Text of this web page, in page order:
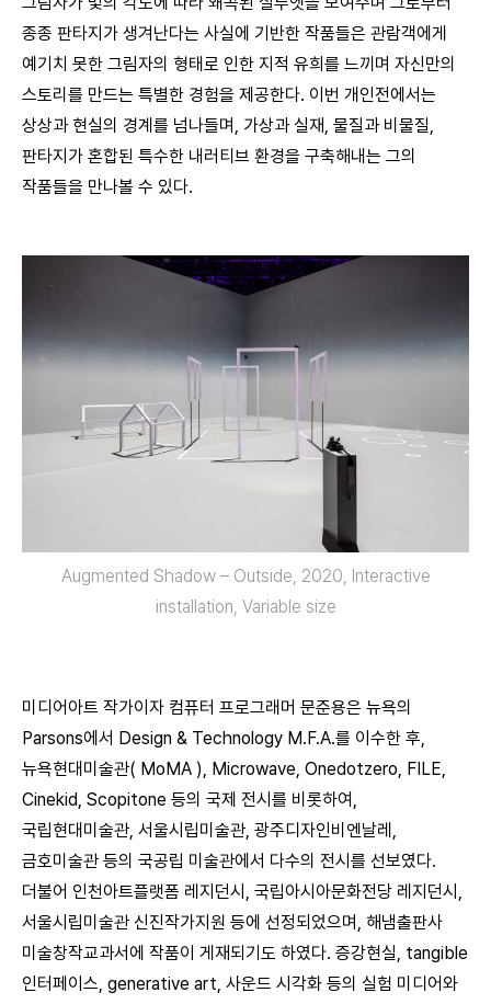
종종 판타지가 생겨난다는 사실에 기반한 작품들은 관람객에게
예기치 못한 그림자의 형태로 인한 지적 유희를 느끼며 자신만의
스토리를 만드는 특별한 경험을 제공한다. 이번 개인전에서는
상상과 현실의 경계를 넘나들며, 가상과 실재, 물질과 비물질,
판타지가 혼합된 특수한 내러티브 환경을 구축해내는 그의
작품들을 만나볼 수 있다.
Augmented Shadow – Outside, 2020, Interactive
installation, Variable size
미디어아트 작가이자 컴퓨터 프로그래머 문준용은 뉴욕의
Parsons에서 Design & Technology M.F.A.를 이수한 후,
뉴욕현대미술관( MoMA ), Microwave, Onedotzero, FILE,
Cinekid, Scopitone 등의 국제 전시를 비롯하여,
국립현대미술관, 서울시립미술관, 광주디자인비엔날레,
금호미술관 등의 국공립 미술관에서 다수의 전시를 선보였다.
더불어 인천아트플랫폼 레지던시, 국립아시아문화전당 레지던시,
서울시립미술관 신진작가지원 등에 선정되었으며, 해냄출판사
미술창작교과서에 작품이 게재되기도 하였다. 증강현실, tangible
인터페이스, generative art, 사운드 시각화 등의 실험 미디어와